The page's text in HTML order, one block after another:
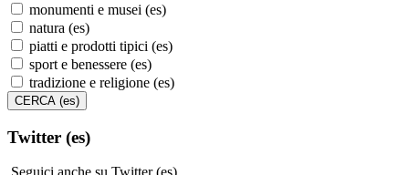
monumenti e musei (es)
natura (es)
piatti e prodotti tipici (es)
sport e benessere (es)
tradizione e religione (es)
Twitter (es)